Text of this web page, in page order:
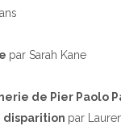
par Sarah Kane
de Pier Paolo
disparition par